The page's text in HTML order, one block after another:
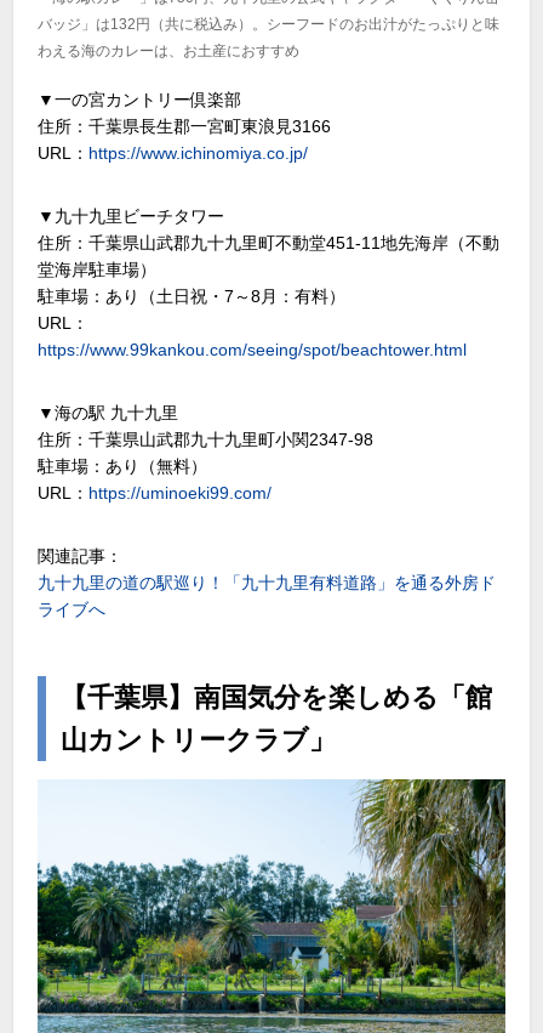
バッジ」は132円（共に税込み）。シーフードのお出汁がたっぷりと味
わえる海のカレーは、お土産におすすめ
▼一の宮カントリー倶楽部
住所：千葉県長生郡一宮町東浪見3166
URL： https://www.ichinomiya.co.jp/
▼九十九里ビーチタワー
住所：千葉県山武郡九十九里町不動堂451-11地先海岸（不動
堂海岸駐車場）
駐車場：あり（土日祝・7～8月：有料）
URL：
https://www.99kankou.com/seeing/spot/beachtower.html
▼海の駅 九十九里
住所：千葉県山武郡九十九里町小関2347-98
駐車場：あり（無料）
URL： https://uminoeki99.com/
関連記事：
九十九里の道の駅巡り！「九十九里有料道路」を通る外房ド
ライブへ
【千葉県】南国気分を楽しめる「館
山カントリークラブ」